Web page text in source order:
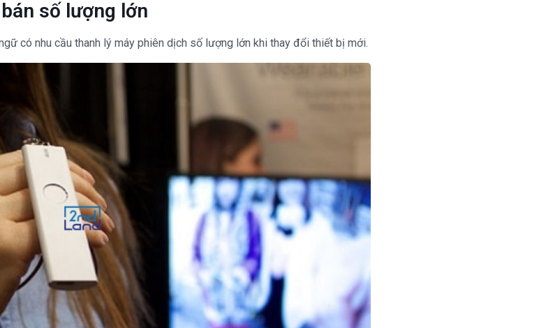
số lượng lớn
có nhu cầu thanh lý máy phiên dịch số lượng lớn khi thay đổi thiết bị mới.